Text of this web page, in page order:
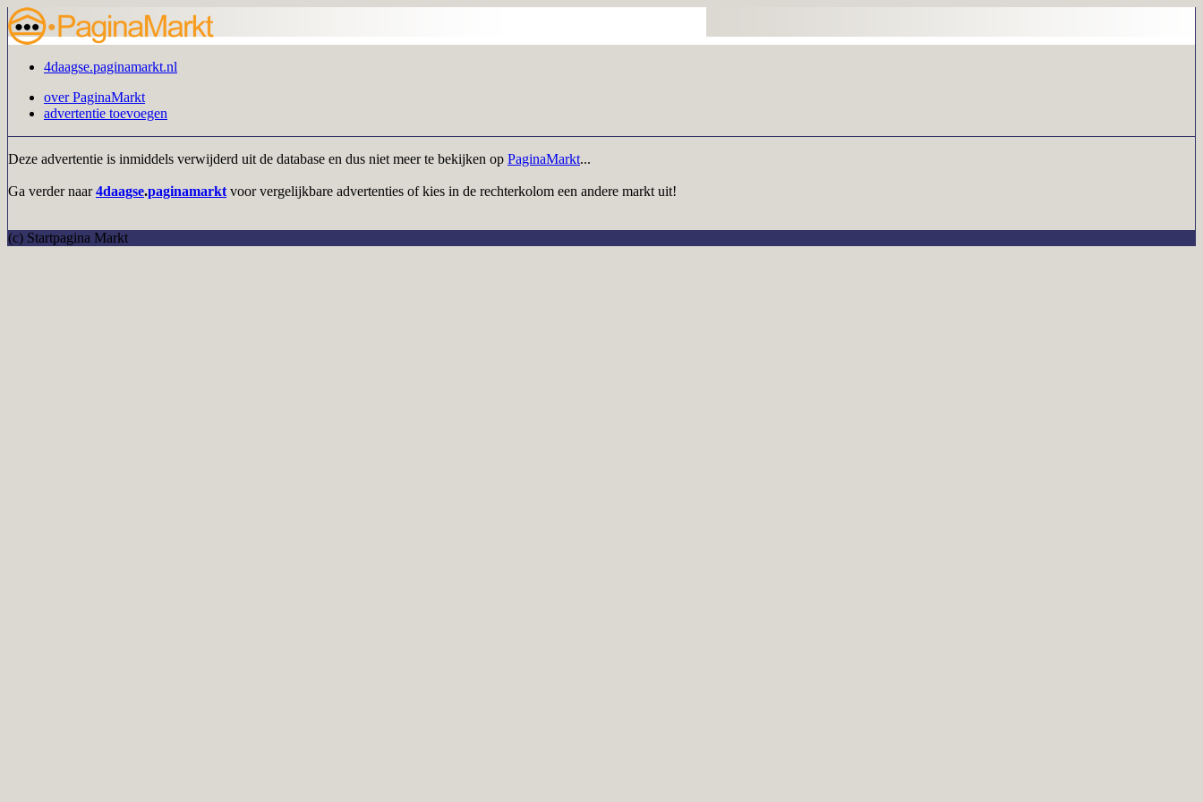
4daagse.paginamarkt.nl
over PaginaMarkt
advertentie toevoegen
Deze advertentie is inmiddels verwijderd uit de database en dus niet meer te bekijken op PaginaMarkt...
Ga verder naar4daagse.paginamarkt voor vergelijkbare advertenties of kies in de rechterkolom een andere markt uit!
(c) Startpagina Markt